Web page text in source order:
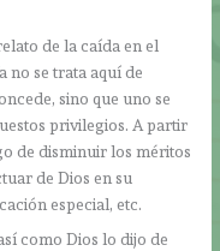
de la caída en el
no se trata aquí de
sino que uno se
privilegios. A partir
de disminuir los méritos
de Dios en su
especial, etc.
como Dios lo dijo de